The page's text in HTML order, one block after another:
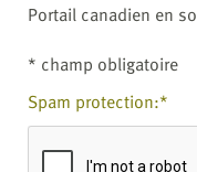
Portail canadien en
* champ obligatoire
Spam protection:*